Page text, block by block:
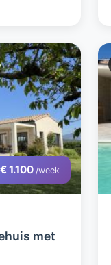
1.100/week
met